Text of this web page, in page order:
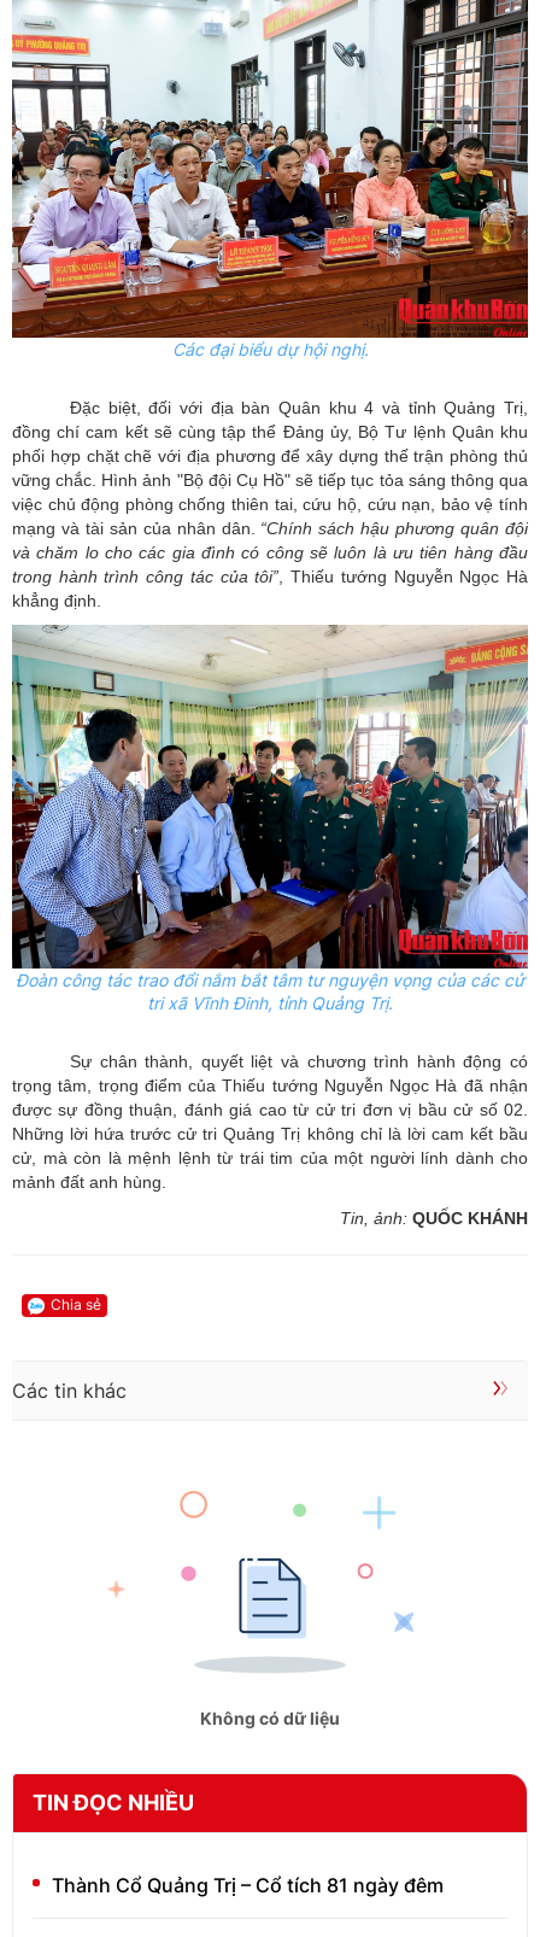
Các đại biểu dự hội nghị.
Đặc biệt, đối với địa bàn Quân khu 4 và tỉnh Quảng Trị,
đồng chí cam kết sẽ cùng tập thể Đảng ủy, Bộ Tư lệnh Quân khu
phối hợp chặt chẽ với địa phương để xây dựng thế trận phòng thủ
vững chắc. Hình ảnh "Bộ đội Cụ Hồ" sẽ tiếp tục tỏa sáng thông qua
việc chủ động phòng chống thiên tai, cứu hộ, cứu nạn, bảo vệ tính
mạng và tài sản của nhân dân. “Chính sách hậu phương quân đội
và chăm lo cho các gia đình có công sẽ luôn là ưu tiên hàng đầu
trong hành trình công tác của tôi” , Thiếu tướng Nguyễn Ngọc Hà
khẳng định.
Đoàn công tác trao đổi nắm bắt tâm tư nguyện vọng của các cử
tri xã Vĩnh Đinh, tỉnh Quảng Trị.
Sự chân thành, quyết liệt và chương trình hành động có
trọng tâm, trọng điểm của Thiếu tướng Nguyễn Ngọc Hà đã nhận
được sự đồng thuận, đánh giá cao từ cử tri đơn vị bầu cử số 02.
Những lời hứa trước cử tri Quảng Trị không chỉ là lời cam kết bầu
cử, mà còn là mệnh lệnh từ trái tim của một người lính dành cho
mảnh đất anh hùng.
Tin, ảnh: QUỐC KHÁNH
Chia sẻ
Các tin khác
Không có dữ liệu
TIN ĐỌC NHIỀU
Thành Cổ Quảng Trị – Cổ tích 81 ngày đêm